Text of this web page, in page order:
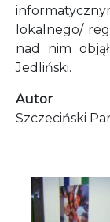
lokalnego/
nad nim
Jedliński.
Autor
Szczeciński